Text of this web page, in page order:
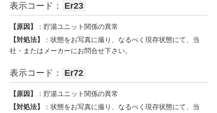
表示コード： Er23
【原因】
：貯湯ユニット関係の異常
【対処法】
：状態をお写真に撮り、なるべく現存状態にて、当
社・またはメーカーにお問合せ下さい。
表示コード： Er72
【原因】
：貯湯ユニット関係の異常
【対処法】
：状態をお写真に撮り、なるべく現存状態にて、当